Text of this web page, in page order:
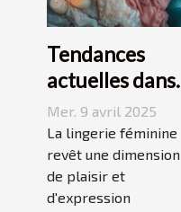
Tendances
actuelles dans
les dessous
coquins pour
femmes
Mer. 9 avril 2025
La lingerie féminine
revêt une dimension
de plaisir et
d'expression